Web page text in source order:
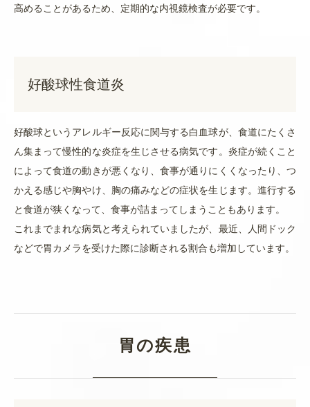
高めることがあるため、定期的な内視鏡検査が必要です。
好酸球性食道炎
好酸球というアレルギー反応に関与する白血球が、食道にたくさ
ん集まって慢性的な炎症を生じさせる病気です。炎症が続くこと
によって食道の動きが悪くなり、食事が通りにくくなったり、つ
かえる感じや胸やけ、胸の痛みなどの症状を生じます。進行する
と食道が狭くなって、食事が詰まってしまうこともあります。
これまでまれな病気と考えられていましたが、最近、人間ドック
などで胃カメラを受けた際に診断される割合も増加しています。
胃の疾患